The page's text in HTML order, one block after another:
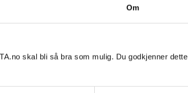
Om
skal bli så bra som mulig. Du godkjenner dette